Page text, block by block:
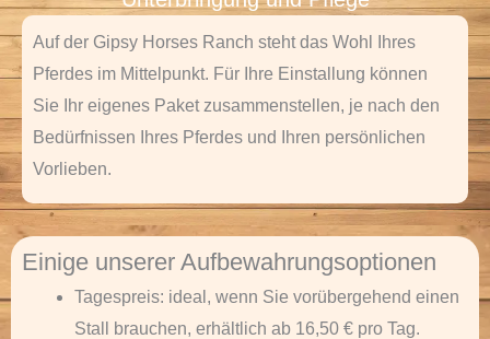
Auf der Gipsy Horses Ranch steht das Wohl Ihres
Pferdes im Mittelpunkt. Für Ihre Einstallung können
Sie Ihr eigenes Paket zusammenstellen, je nach den
Bedürfnissen Ihres Pferdes und Ihren persönlichen
Vorlieben.
Einige unserer Aufbewahrungsoptionen
Tagespreis: ideal, wenn Sie vorübergehend einen
Stall brauchen, erhältlich ab 16,50 € pro Tag.